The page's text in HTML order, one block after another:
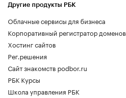
Другие продукты РБК
Облачные сервисы для бизнеса
Корпоративный регистратор доменов
Хостинг сайтов
Рег.решения
Сайт знакомств podbor.ru
РБК Курсы
Школа управления РБК